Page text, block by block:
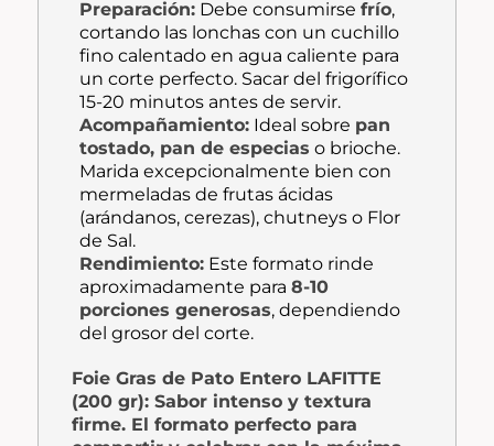
Preparación: Debe consumirsefrío,
cortando las lonchas con un cuchillo
fino calentado en agua caliente para
un corte perfecto. Sacar del frigorífico
15-20 minutos antes de servir.
Acompañamiento: Ideal sobre pan
tostado, pan de especias o brioche.
Marida excepcionalmente bien con
mermeladas de frutas ácidas
(arándanos, cerezas), chutneys o Flor
de Sal.
Rendimiento: Este formato rinde
aproximadamente para8-10
porciones generosas, dependiendo
del grosor del corte.
Foie Gras de Pato Entero LAFITTE
(200 gr): Sabor intenso y textura
firme. El formato perfecto para